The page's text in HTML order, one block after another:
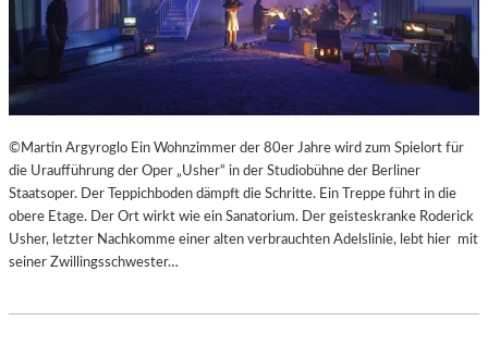
©Martin Argyroglo Ein Wohnzimmer der 80er Jahre wird zum Spielort für
die Uraufführung der Oper „Usher“ in der Studiobühne der Berliner
Staatsoper. Der Teppichboden dämpft die Schritte. Ein Treppe führt in die
obere Etage. Der Ort wirkt wie ein Sanatorium. Der geisteskranke Roderick
Usher, letzter Nachkomme einer alten verbrauchten Adelslinie, lebt hier mit
seiner Zwillingsschwester…